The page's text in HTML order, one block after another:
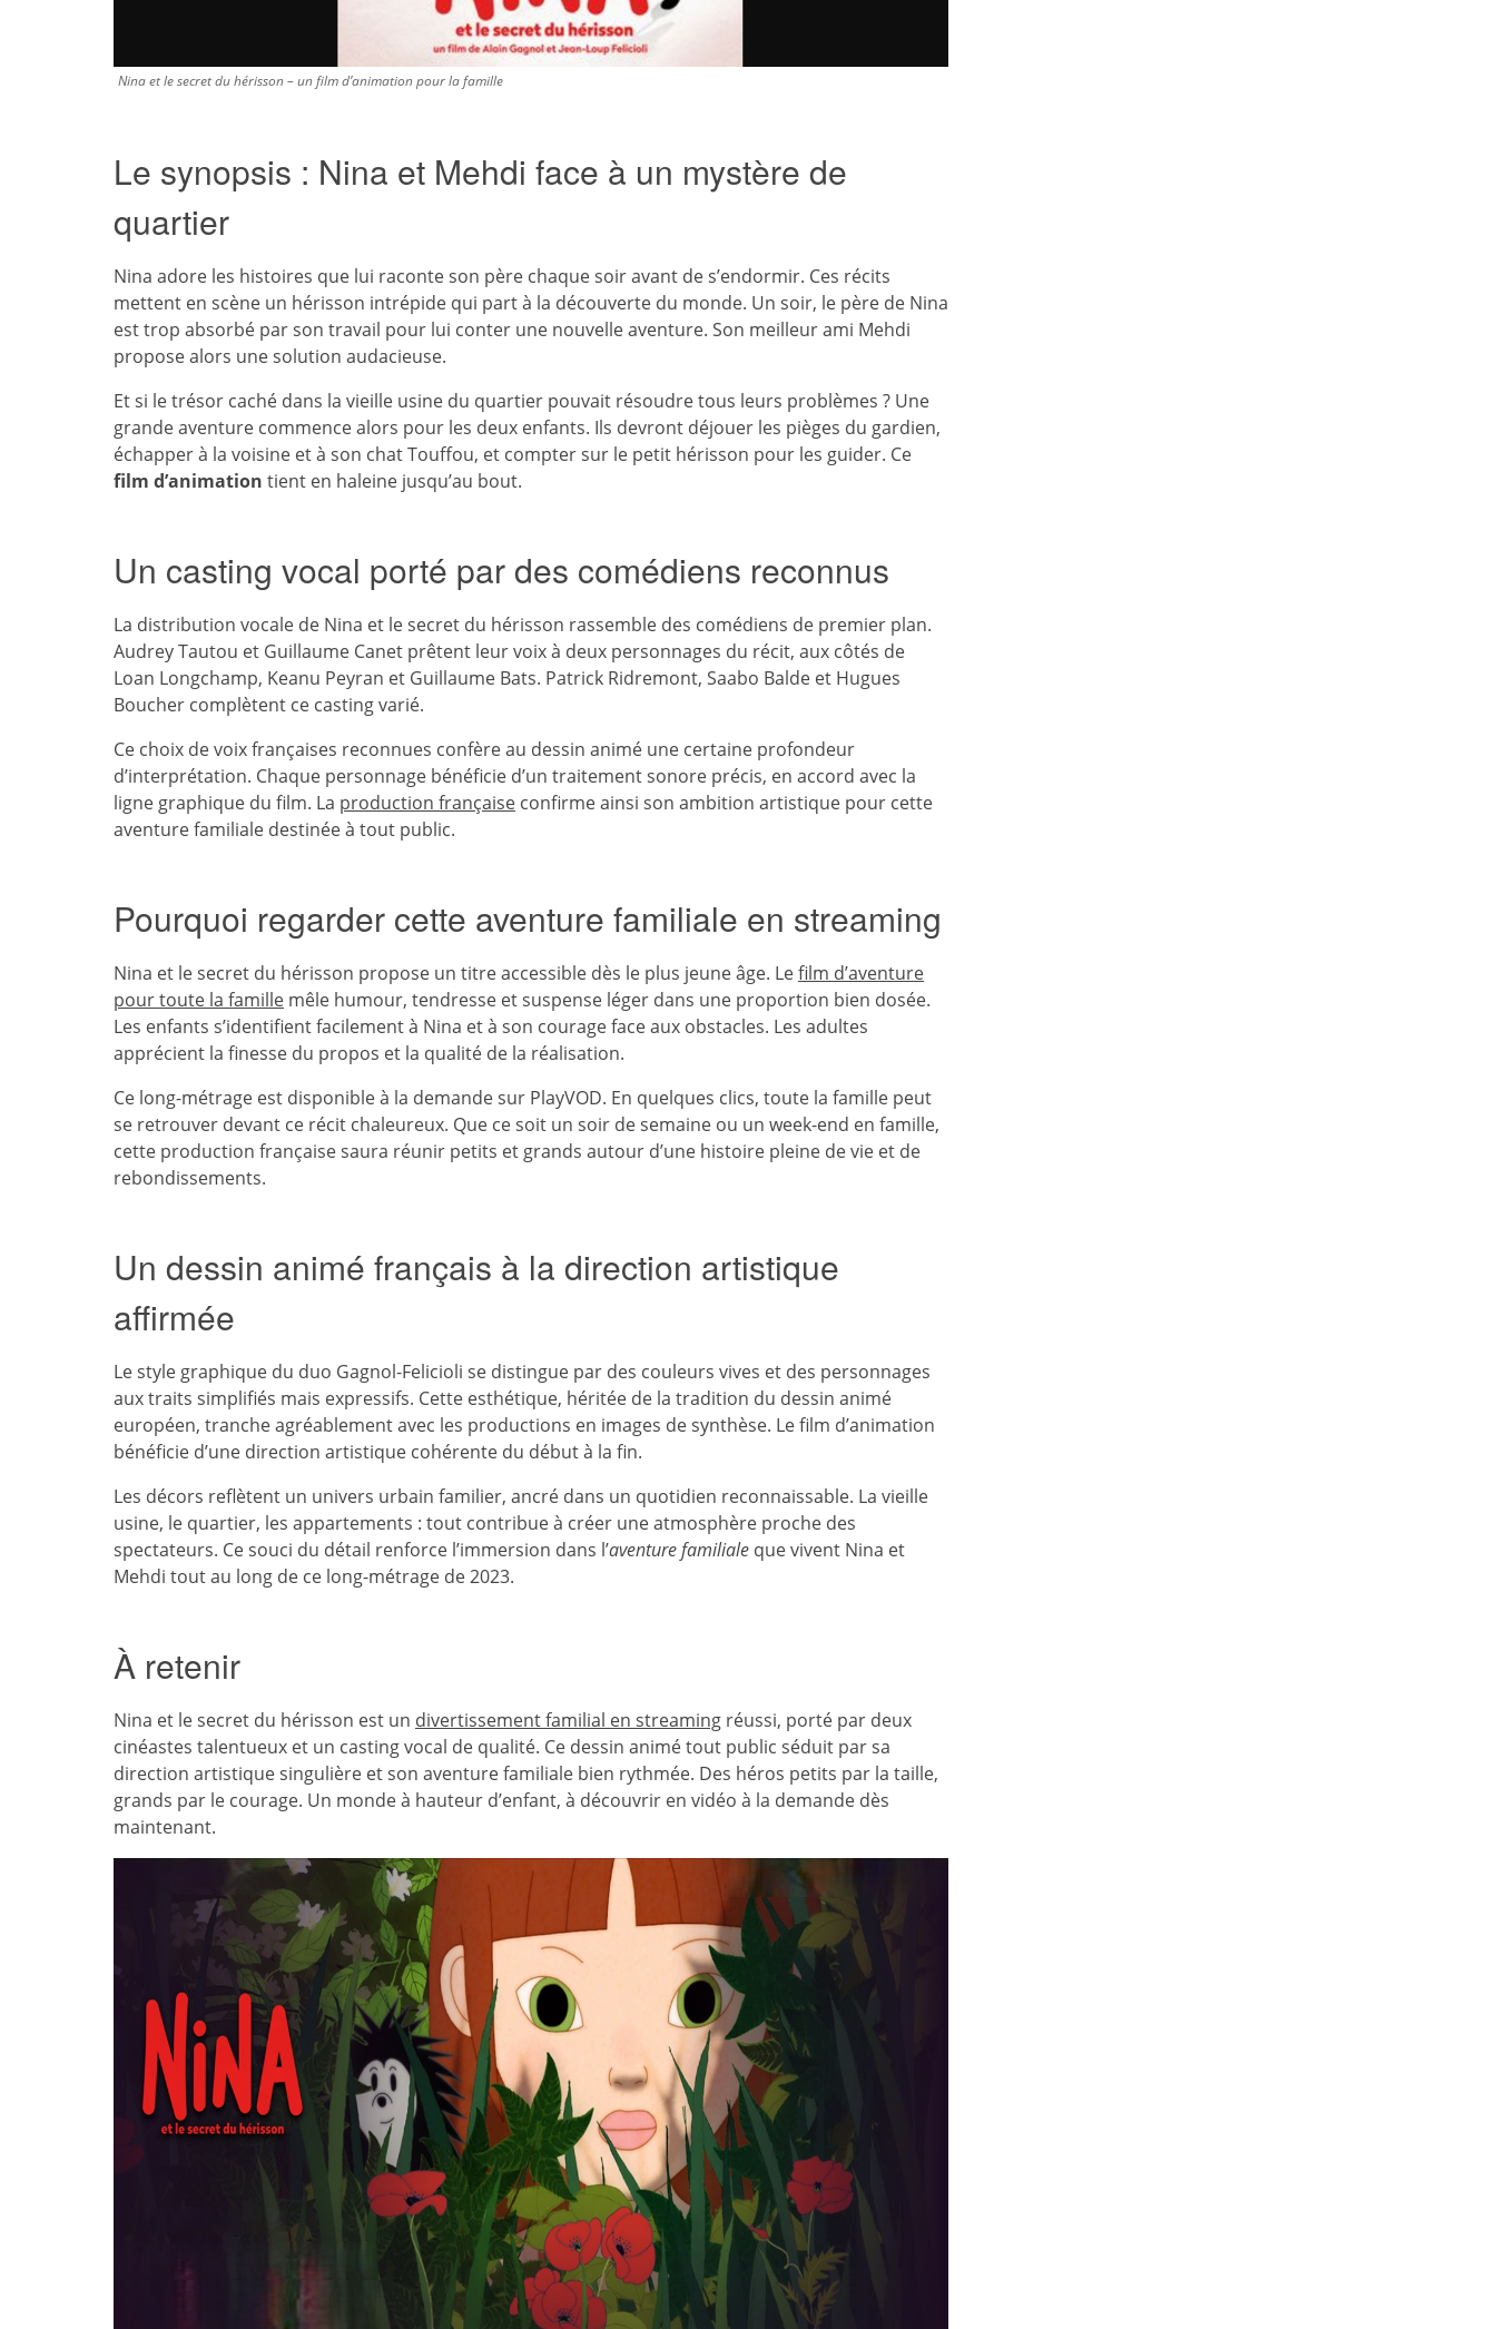
Nina et le secret du hérisson – un film d’animation pour la famille
Le synopsis : Nina et Mehdi face à un mystère de
quartier
Nina adore les histoires que lui raconte son père chaque soir avant de s’endormir. Ces récits
mettent en scène un hérisson intrépide qui part à la découverte du monde. Un soir, le père de Nina
est trop absorbé par son travail pour lui conter une nouvelle aventure. Son meilleur ami Mehdi
propose alors une solution audacieuse.
Et si le trésor caché dans la vieille usine du quartier pouvait résoudre tous leurs problèmes ? Une
grande aventure commence alors pour les deux enfants. Ils devront déjouer les pièges du gardien,
échapper à la voisine et à son chat Touffou, et compter sur le petit hérisson pour les guider. Ce
film d’animation tient en haleine jusqu’au bout.
Un casting vocal porté par des comédiens reconnus
La distribution vocale de Nina et le secret du hérisson rassemble des comédiens de premier plan.
Audrey Tautou et Guillaume Canet prêtent leur voix à deux personnages du récit, aux côtés de
Loan Longchamp, Keanu Peyran et Guillaume Bats. Patrick Ridremont, Saabo Balde et Hugues
Boucher complètent ce casting varié.
Ce choix de voix françaises reconnues confère au dessin animé une certaine profondeur
d’interprétation. Chaque personnage bénéficie d’un traitement sonore précis, en accord avec la
ligne graphique du film. La production française confirme ainsi son ambition artistique pour cette
aventure familiale destinée à tout public.
Pourquoi regarder cette aventure familiale en streaming
Nina et le secret du hérisson propose un titre accessible dès le plus jeune âge. Lefilm d’aventure
pour toute la famille mêle humour, tendresse et suspense léger dans une proportion bien dosée.
Les enfants s’identifient facilement à Nina et à son courage face aux obstacles. Les adultes
apprécient la finesse du propos et la qualité de la réalisation.
Ce long-métrage est disponible à la demande sur PlayVOD. En quelques clics, toute la famille peut
se retrouver devant ce récit chaleureux. Que ce soit un soir de semaine ou un week-end en famille,
cette production française saura réunir petits et grands autour d’une histoire pleine de vie et de
rebondissements.
Un dessin animé français à la direction artistique
affirmée
Le style graphique du duo Gagnol-Felicioli se distingue par des couleurs vives et des personnages
aux traits simplifiés mais expressifs. Cette esthétique, héritée de la tradition du dessin animé
européen, tranche agréablement avec les productions en images de synthèse. Le film d’animation
bénéficie d’une direction artistique cohérente du début à la fin.
Les décors reflètent un univers urbain familier, ancré dans un quotidien reconnaissable. La vieille
usine, le quartier, les appartements : tout contribue à créer une atmosphère proche des
spectateurs. Ce souci du détail renforce l’immersion dans l’aventure familiale que vivent Nina et
Mehdi tout au long de ce long-métrage de 2023.
À retenir
Nina et le secret du hérisson est un divertissement familial en streaming réussi, porté par deux
cinéastes talentueux et un casting vocal de qualité. Ce dessin animé tout public séduit par sa
direction artistique singulière et son aventure familiale bien rythmée. Des héros petits par la taille,
grands par le courage. Un monde à hauteur d’enfant, à découvrir en vidéo à la demande dès
maintenant.